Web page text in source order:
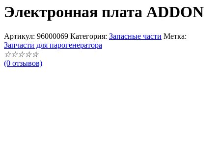
Электронная плата ADDON
Артикул: 96000069 Категория: Запасные части Метка:
Запчасти для парогенератора
☆☆☆☆☆
(0 отзывов)